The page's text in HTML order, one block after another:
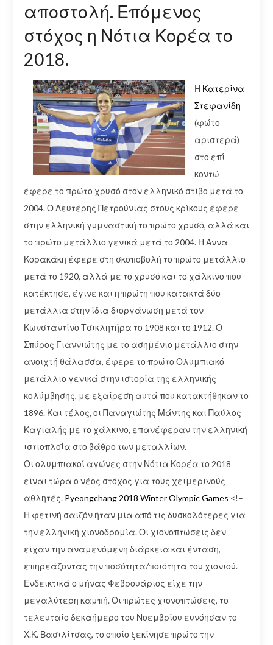
αποστολή. Επόμενος
στόχος η Νότια Κορέα το
2018.
Η Κατερίνα
Στεφανίδη
(φώτο
αριστερά)
στο επί
κοντώ
έφερε το πρώτο χρυσό στον ελληνικό στίβο μετά το
2004. Ο Λευτέρης Πετρούνιας στους κρίκους έφερε
στην ελληνική γυμναστική το πρώτο χρυσό, αλλά και
το πρώτο μετάλλιο γενικά μετά το 2004. Η Αννα
Κορακάκη έφερε στη σκοποβολή το πρώτο μετάλλιο
μετά το 1920, αλλά με το χρυσό και το χάλκινο που
κατέκτησε, έγινε και η πρώτη που κατακτά δύο
μετάλλια στην ίδια διοργάνωση μετά τον
Κωνσταντίνο Τσικλητήρα το 1908 και το 1912. Ο
Σπύρος Γιαννιώτης με το ασημένιο μετάλλιο στην
ανοιχτή θάλασσα, έφερε το πρώτο Ολυμπιακό
μετάλλιο γενικά στην ιστορία της ελληνικής
κολύμβησης, με εξαίρεση αυτά που κατακτήθηκαν το
1896. Και τέλος, οι Παναγιώτης Μάντης και Παύλος
Καγιαλής με το χάλκινο, επανέφεραν την ελληνική
ιστιοπλοΐα στο βάθρο των μεταλλίων.
Οι ολυμπιακοί αγώνες στην Νότια Κορέα το 2018
είναι τώρα ο νέος στόχος για τους χειμερινούς
αθλητές. Pyeongchang 2018 Winter Olympic Games <!–
Η φετινή σαιζόν ήταν μία από τις δυσκολότερες για
την ελληνική χιονοδρομία. Οι χιονοπτώσεις δεν
είχαν την αναμενόμενη διάρκεια και ένταση,
επηρεάζοντας την ποσότητα/ποιότητα του χιονιού.
Ενδεικτικά ο μήνας Φεβρουάριος είχε την
μεγαλύτερη καμπή. Οι πρώτες χιονοπτώσεις, το
τελευταίο δεκαήμερο του Νοεμβρίου ευνόησαν το
Χ.Κ. Βασιλίτσας, το οποίο ξεκίνησε πρώτο την